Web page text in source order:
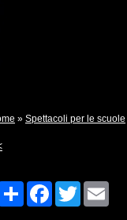
» Spettacoli per le scuole
Share Facebook
Twitter